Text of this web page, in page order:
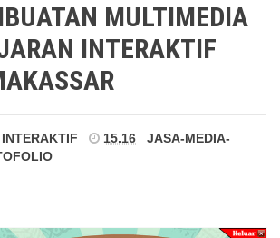
MULTIMEDIA
INTERAKTIF
15.16
JASA-MEDIA-